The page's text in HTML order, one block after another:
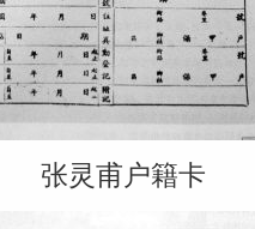
张灵甫户籍卡